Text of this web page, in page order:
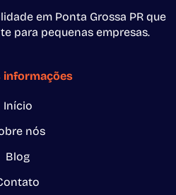
em Ponta Grossa PR que
para pequenas empresas.
informações
Início
nós
Blog